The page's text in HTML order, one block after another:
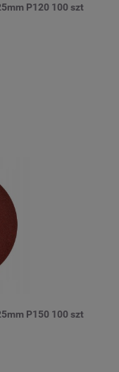
P120 100 szt
P150 100 szt